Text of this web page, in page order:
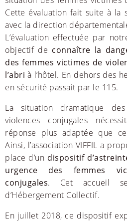
Cette évaluation fait suite à la
avec la direction
L’évaluation effectuée par
objectif de connaître la
des femmes victimes de
l’abri à l’hôtel. En dehors des
en sécurité passait par le 115.
La situation dramatique
violences conjugales
réponse plus adaptée que
Ainsi, l’association VIFFIL a
place d’un dispositif
urgence des femmes
conjugales. Cet accueil
d’Hébergement Collectif.
En juillet 2018, ce dispositif